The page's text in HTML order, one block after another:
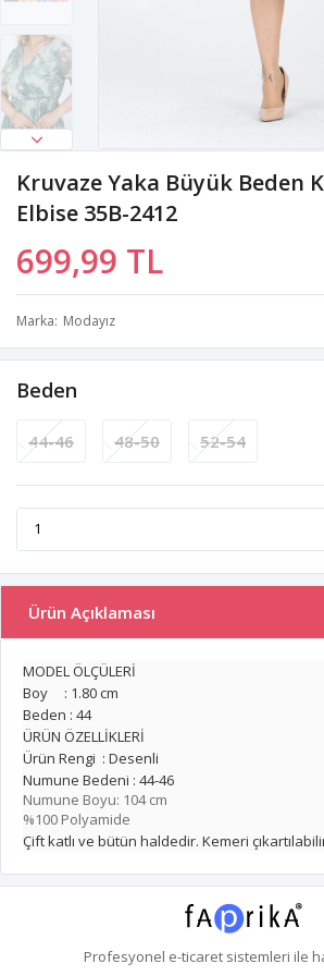
Kruvaze Yaka Büyük Beden
Elbise 35B-2412
699,99 TL
Marka Modayız
Beden
44-46 48-50 52-54
Ürün Açıklaması
MODEL ÖLÇÜLERİ
Boy : 1.80 cm
Beden : 44
ÜRÜN ÖZELLİKLERİ
Ürün Rengi : Desenli
Numune Bedeni : 44-46
Numune Boyu: 104 cm
%100 Polyamide
Çift katlı ve bütün haldedir. Kemeri
Profesyonel e-ticaretsistemleri ile